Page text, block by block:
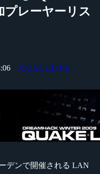
プレーヤーリス
QUAKE LIVE
デンで開催される LAN